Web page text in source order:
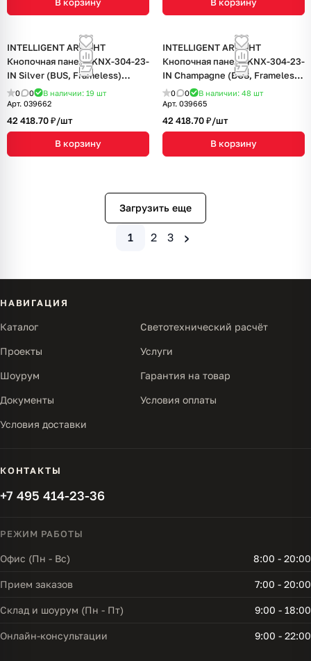
INTELLIGENT ARLIGHT
Кнопочная панель KNX-304-23-
IN Silver (BUS, Frameless)
(IARL, IP20 Металл, 2 года)
0 0 В наличии: 19 шт
Арт. 039662
42 418.70 ₽/шт
В корзину
INTELLIGENT ARLIGHT
Кнопочная панель KNX-304-23-
IN Champagne (BUS, Frameless)
(IARL, IP20 Металл, 2 года)
0 0 В наличии: 48 шт
Арт. 039665
42 418.70 ₽/шт
В корзину
Загрузить еще
1 2 3 ›
НАВИГАЦИЯ
Каталог Светотехнический расчёт
Проекты Услуги
Шоурум Гарантия на товар
Документы Условия оплаты
Условия доставки
КОНТАКТЫ
+7 495 414-23-36
РЕЖИМ РАБОТЫ
Офис (Пн - Вс) 8:00 - 20:00
Прием заказов 7:00 - 20:00
Склад и шоурум (Пн - Пт) 9:00 - 18:00
Онлайн-консультации 9:00 - 22:00